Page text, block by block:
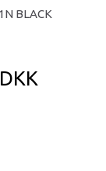
BLACK